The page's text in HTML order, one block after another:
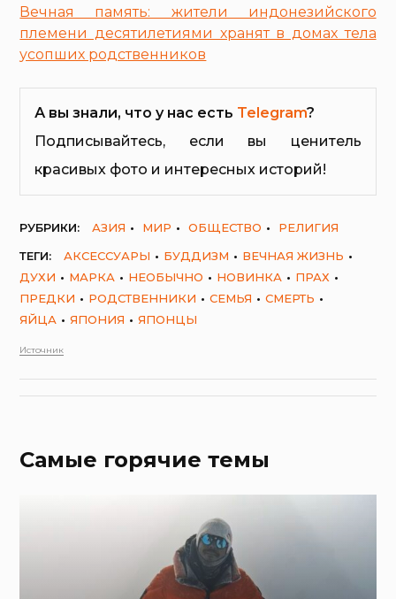
Вечная память: жители индонезийского
племени десятилетиями хранят в домах тела
усопших родственников
А вы знали, что у нас есть Telegram?
Подписывайтесь, если вы ценитель
красивых фото и интересных историй!
РУБРИКИ: АЗИЯ МИР ОБЩЕСТВО
РЕЛИГИЯ
ТЕГИ:
АКСЕССУАРЫ БУДДИЗМ
ВЕЧНАЯ ЖИЗНЬ
ДУХИ
МАРКА НЕОБЫЧНО НОВИНКА
ПРАХ
ПРЕДКИ
РОДСТВЕННИКИ СЕМЬЯ
СМЕРТЬ
ЯЙЦА
ЯПОНИЯ ЯПОНЦЫ
Источник
Самые горячие темы